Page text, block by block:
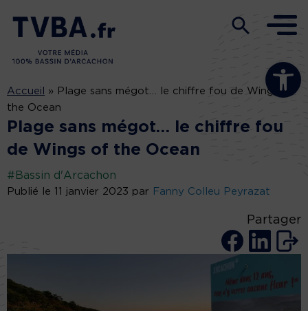
Ouvrir la
Accueil » Plage sans mégot… le chiffre fou de Wings of
the Ocean
Plage sans mégot… le chiffre fou
de Wings of the Ocean
#Bassin d'Arcachon
Publié le 11 janvier 2023 par Fanny Colleu Peyrazat
Partager